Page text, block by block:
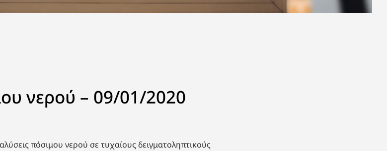
νερού – 09/01/2020
πόσιμου νερού σε τυχαίους δειγματοληπτικούς